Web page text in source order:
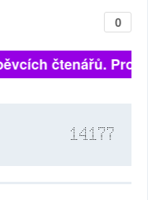
0
čtenářů.
14177